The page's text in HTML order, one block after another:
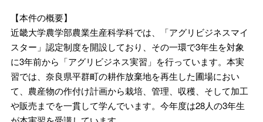
【本件の概要】
近畿大学農学部農業生産科学科では、「アグリビジネスマイ
スター」認定制度を開設しており、その一環で3年生を対象
に3年前から「アグリビジネス実習」を行っています。本実
習では、奈良県平群町の耕作放棄地を再生した圃場におい
て、農産物の作付け計画から栽培、管理、収穫、そして加工
や販売までを一貫して学んでいます。今年度は28人の3年生